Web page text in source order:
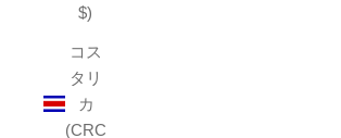
$)
コス
タリ
カ
(CRC